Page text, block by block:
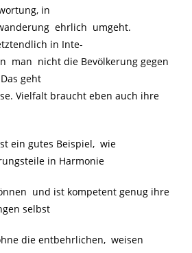
in
ehrlich umgeht.
in Inte-
man nicht die Bevölkerung gegen
geht
Vielfalt braucht eben auch ihre
ein gutes Beispiel, wie
in Harmonie
und ist kompetent genug ihre
selbst
die entbehrlichen, weisen